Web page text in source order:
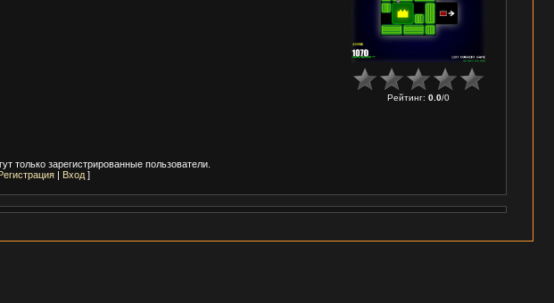
Рейтинг: 0.0/0
только зарегистрированные пользователи.
Регистрация Вход ]